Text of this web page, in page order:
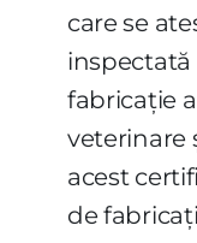
care se
fabricaţie
veterinare
acest
de